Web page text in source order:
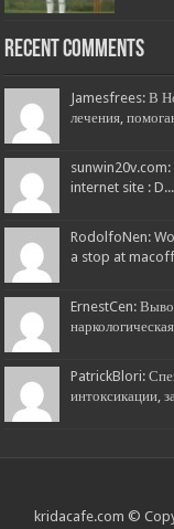
Recent Comments
Jamesfrees: В
лечения,
internet site :
RodolfoNen:
a stop at
ErnestCen:
PatrickBlori:
интоксикации,
kridacafe.com ©